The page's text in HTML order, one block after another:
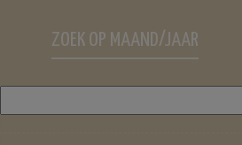
ZOEK OP MAAND/JAAR